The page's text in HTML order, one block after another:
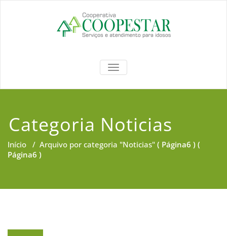
Coopestar
TOGGLE NAVIGATION
Categoria Noticias
Início / Arquivo por categoria "Noticias" ( Página6 ) (
Página6 )